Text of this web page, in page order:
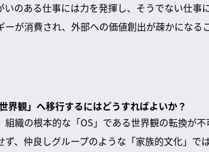
のある仕事には力を発揮し、そうでない仕事
が消費され、外部への価値創出が疎かになる
界観」へ移行するにはどうすればよいか？
織の根本的な「OS」である世界観の転換が不
、仲良しグループのような「家族的文化」で